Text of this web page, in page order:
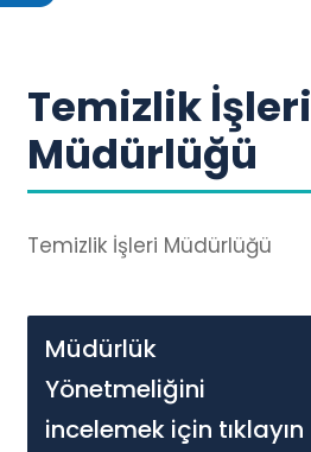
Temizlik İşleri
Müdürlüğü
Temizlik İşleri Müdürlüğü
Müdürlük
Yönetmeliğini
incelemek için tıklayın